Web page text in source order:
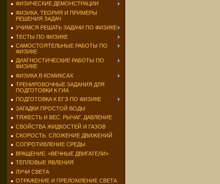
ФИЗИЧЕСКИЕ ДЕМОНСТРАЦИИ
ФИЗИКА. ТЕОРИЯ И ПРИМЕРЫ
РЕШЕНИЯ ЗАДАЧ
УЧИМСЯ РЕШАТЬ ЗАДАЧИ ПО ФИЗИКЕ
ТЕСТЫ ПО ФИЗИКЕ
САМОСТОЯТЕЛЬНЫЕ РАБОТЫ ПО
ФИЗИКЕ
ДИАГНОСТИЧЕСКИЕ РАБОТЫ ПО
ФИЗИКЕ
ФИЗИКА В КОМИКСАХ
ТРЕНИРОВОЧНЫЕ ЗАДАНИЯ ДЛЯ
ПОДГОТОВКИ К ГИА
ПОДГОТОВКА К ЕГЭ ПО ФИЗИКЕ
ЗАГАДКИ ПРОСТОЙ ВОДЫ
ТЯЖЕСТЬ И ВЕС. РЫЧАГ. ДАВЛЕНИЕ
СВОЙСТВА ЖИДКОСТЕЙ И ГАЗОВ
СКОРОСТЬ. СЛОЖЕНИЕ ДВИЖЕНИЙ
СОПРОТИВЛЕНИЕ СРЕДЫ
ВРАЩЕНИЕ. «ВЕЧНЫЕ ДВИГАТЕЛИ»
ТЕПЛОВЫЕ ЯВЛЕНИЯ
ЛУЧИ СВЕТА
ОТРАЖЕНИЕ И ПРЕЛОМЛЕНИЕ СВЕТА